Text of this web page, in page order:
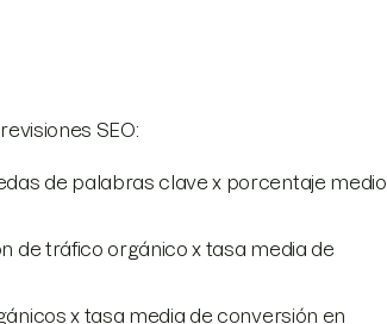
SEO:
de palabras clave x porcentaje medio
de tráfico orgánico x tasa media de
x tasa media de conversión en